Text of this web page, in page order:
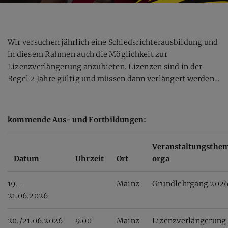
Wir versuchen jährlich eine Schiedsrichterausbildung und
in diesem Rahmen auch die Möglichkeit zur
Lizenzverlängerung anzubieten. Lizenzen sind in der
Regel 2 Jahre gültig und müssen dann verlängert werden…
kommende Aus- und Fortbildungen:
Datum Uhrzeit Ort
orga
19. -
21.06.2026
Mainz Grundlehrgang
20./21.06.2026
9.00
Mainz
Lizenzverlängerung